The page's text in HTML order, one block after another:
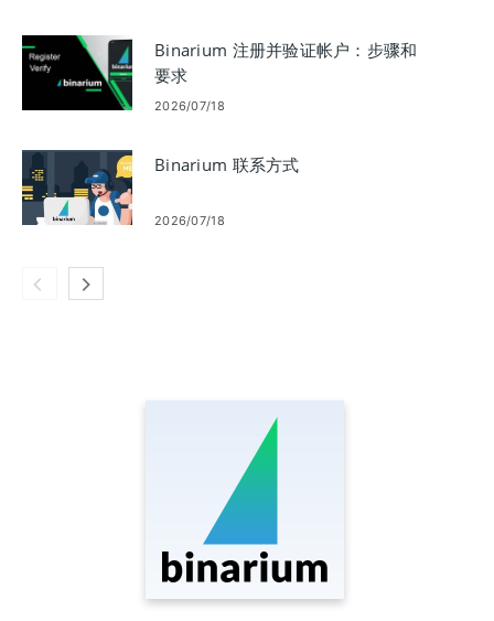
Binarium 注册并验证帐户：步骤和
要求
2026/07/18
Binarium 联系方式
2026/07/18